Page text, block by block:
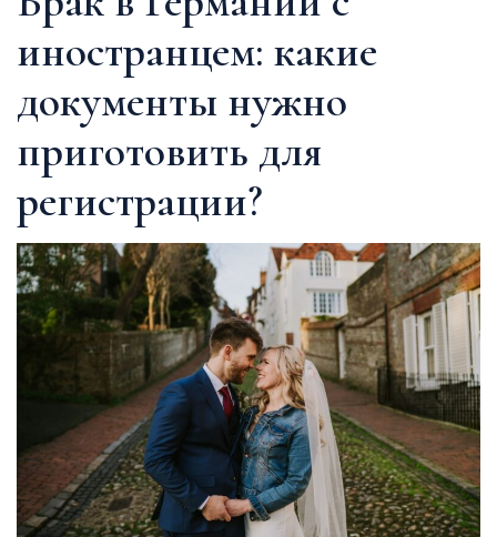
иностранцем: какие
документы нужно
приготовить для
регистрации?